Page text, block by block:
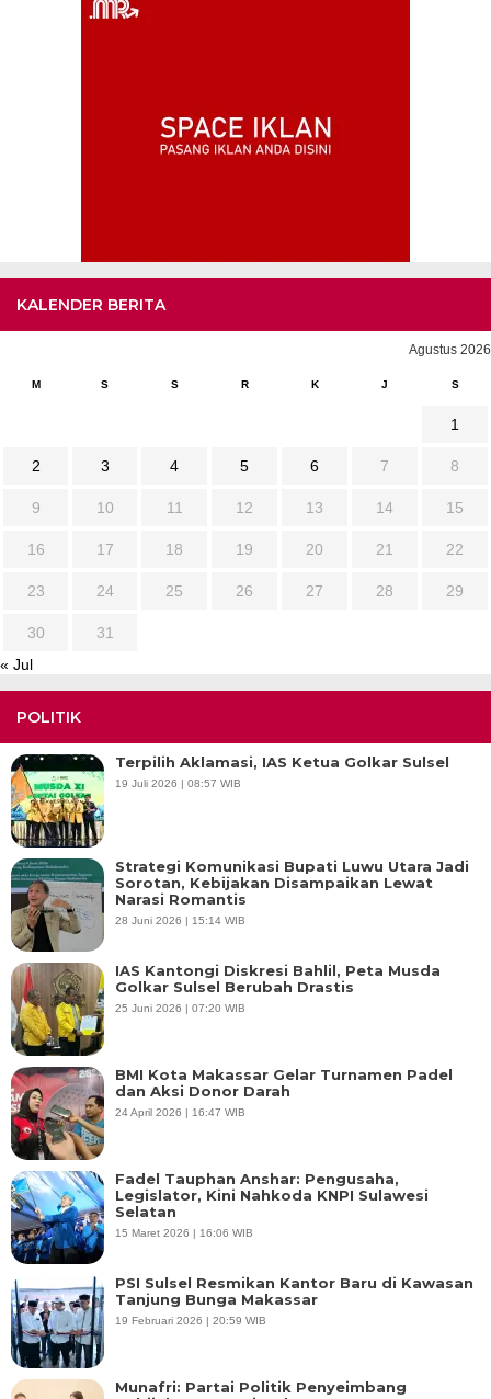
KALENDER BERITA
Agustus 2026
M S S R K J S
1
2 3 4 5 6 7 8
9 10 11 12 13 14 15
16 17 18 19 20 21 22
23 24 25 26 27 28 29
30
31
« Jul
POLITIK
Terpilih Aklamasi, IAS Ketua Golkar Sulsel
19 Juli 2026 | 08:57 WIB
Strategi Komunikasi Bupati Luwu Utara Jadi
Sorotan, Kebijakan Disampaikan Lewat
Narasi Romantis
28 Juni 2026 | 15:14 WIB
IAS Kantongi Diskresi Bahlil, Peta Musda
Golkar Sulsel Berubah Drastis
25 Juni 2026 | 07:20 WIB
BMI Kota Makassar Gelar Turnamen Padel
dan Aksi Donor Darah
24 April 2026 | 16:47 WIB
Fadel Tauphan Anshar: Pengusaha,
Legislator, Kini Nahkoda KNPI Sulawesi
Selatan
15 Maret 2026 | 16:06 WIB
PSI Sulsel Resmikan Kantor Baru di Kawasan
Tanjung Bunga Makassar
19 Februari 2026 | 20:59 WIB
Munafri: Partai Politik Penyeimbang